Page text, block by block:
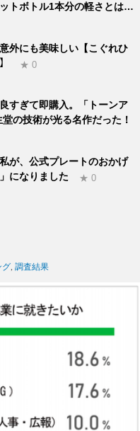
トボトル1本分の軽さとは…
外にも美味しい【こぐれひ
★ 0
すぎて即購入。「トーンア
の技術が光る名作だった！
が、公式プレートのおかげ
になりました
★ 0
グ 調査結果